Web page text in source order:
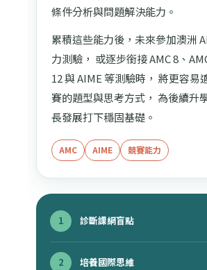
條件分析與問題解決能力。
累積這些能力後，未來參加澳洲
力測驗， 或逐步銜接 AMC 8、
12 與 AIME 等測驗時， 將更容易
賽的題型與思考方式， 為後續升
長發展打下穩固基礎。
AMC AIME 競賽能力
1 診斷課綱盲點
2 培養國際思維